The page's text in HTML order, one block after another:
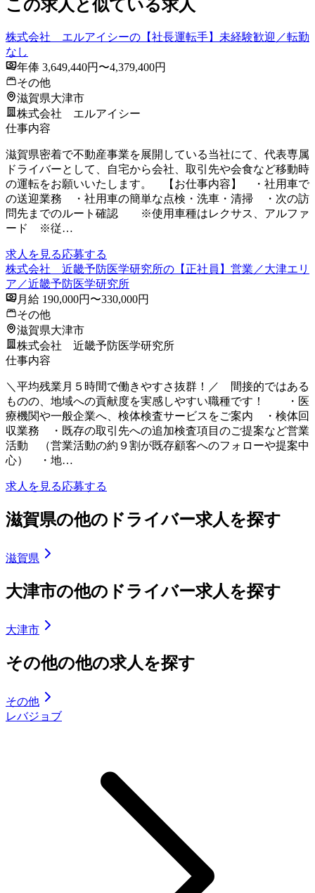
この求人と似ている求人
株式会社 エルアイシーの【社長運転手】未経験歓迎／転勤
なし
年俸 3,649,440円〜4,379,400円
その他
滋賀県大津市
株式会社 エルアイシー
仕事内容
滋賀県密着で不動産事業を展開している当社にて、代表専属
ドライバーとして、自宅から会社、取引先や会食など移動時
の運転をお願いいたします。 【お仕事内容】 ・社用車で
の送迎業務 ・社用車の簡単な点検・洗車・清掃 ・次の訪
問先までのルート確認 ※使用車種はレクサス、アルファ
ード ※従…
求人を見る応募する
株式会社 近畿予防医学研究所の【正社員】営業／大津エリ
ア／近畿予防医学研究所
月給 190,000円〜330,000円
その他
滋賀県大津市
株式会社 近畿予防医学研究所
仕事内容
＼平均残業月５時間で働きやすさ抜群！／ 間接的ではある
ものの、地域への貢献度を実感しやすい職種です！ ・医
療機関や一般企業へ、検体検査サービスをご案内 ・検体回
収業務 ・既存の取引先への追加検査項目のご提案など営業
活動 （営業活動の約９割が既存顧客へのフォローや提案中
心） ・地…
求人を見る応募する
滋賀県の他のドライバー求人を探す
滋賀県
大津市の他のドライバー求人を探す
大津市
その他の他の求人を探す
その他
レバジョブ